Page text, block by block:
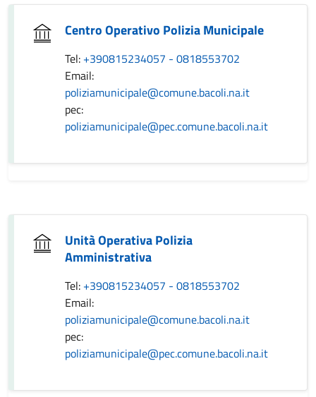
Centro Operativo Polizia Municipale
Tel: +390815234057 - 0818553702
Email:
poliziamunicipale@comune.bacoli.na.it
pec:
poliziamunicipale@pec.comune.bacoli.na.it
Unità Operativa Polizia
Amministrativa
Tel: +390815234057 - 0818553702
Email:
poliziamunicipale@comune.bacoli.na.it
pec:
poliziamunicipale@pec.comune.bacoli.na.it